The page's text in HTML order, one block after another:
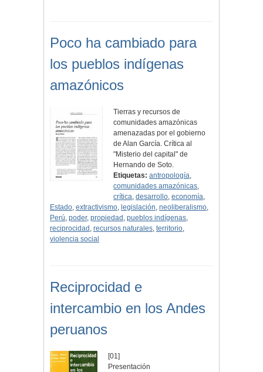
Poco ha cambiado para
los pueblos indígenas
amazónicos
Tierras y recursos de
comunidades amazónicas
amenazadas por el gobierno
de Alan García. Crítica al
"Misterio del capital" de
Hernando de Soto.
Etiquetas: antropología,
comunidades amazónicas,
crítica,desarrollo,economía,
Estado, extractivismo, legislación, neoliberalismo,
Perú, poder, propiedad , pueblos indígenas,
reciprocidad , recursos naturales, territorio,
violencia social
Reciprocidad e
intercambio en los Andes
peruanos
[01]
Presentación